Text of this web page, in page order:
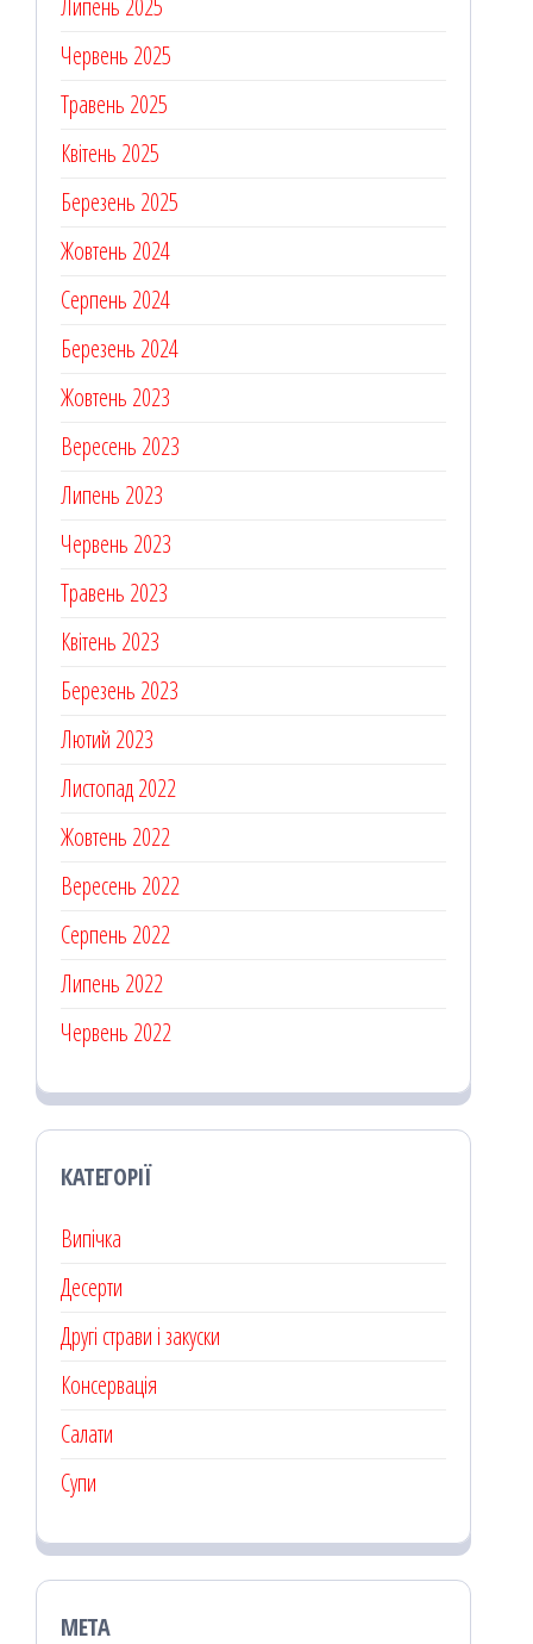
Липень 2025
Червень 2025
Травень 2025
Квітень 2025
Березень 2025
Жовтень 2024
Серпень 2024
Березень 2024
Жовтень 2023
Вересень 2023
Липень 2023
Червень 2023
Травень 2023
Квітень 2023
Березень 2023
Лютий 2023
Листопад 2022
Жовтень 2022
Вересень 2022
Серпень 2022
Липень 2022
Червень 2022
КАТЕГОРІЇ
Випічка
Десерти
Другі страви і закуски
Консервація
Салати
Супи
МЕТА